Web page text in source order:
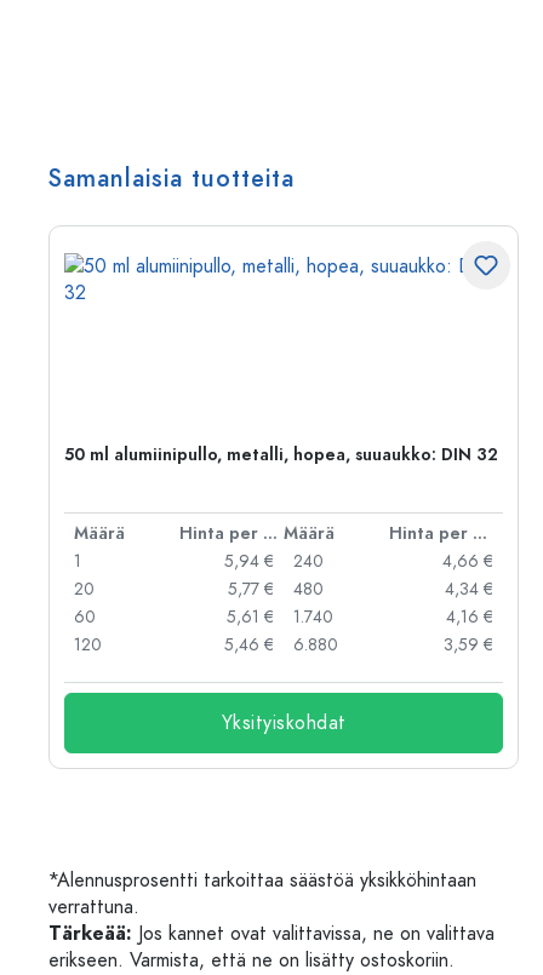
Samanlaisia tuotteita
50 ml alumiinipullo, metalli, hopea, suuaukko: DIN 32
Määrä Hinta per kpl Määrä
Hinta per kpl
1
5,94 €
20
5,77 €
60
5,61 €
120
5,46 €
240
4,66 €
480
4,34 €
1.740
4,16 €
6.880
3,59 €
Yksityiskohdat
*Alennusprosentti tarkoittaa säästöä yksikköhintaan
verrattuna.
Tärkeää: Jos kannet ovat valittavissa, ne on valittava
erikseen. Varmista, että ne on lisätty ostoskoriin.